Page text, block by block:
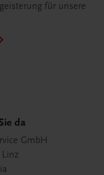
für unsere
da
GmbH
Linz